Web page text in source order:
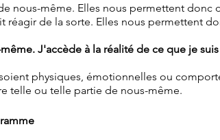
nous-même. Elles nous permettent donc
réagir de la sorte. Elles nous permettent
J'accède à la réalité de ce que je
physiques, émotionnelles ou
telle ou telle partie de nous-même.